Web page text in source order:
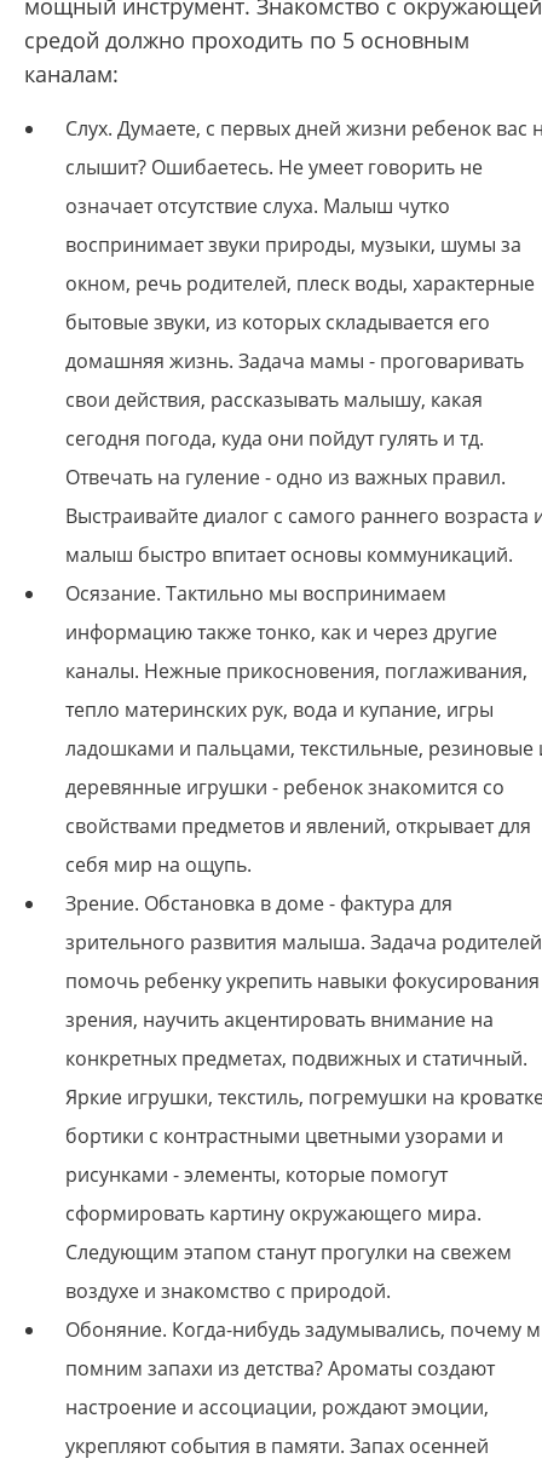
мощный инструмент. Знакомство с окружающей
средой должно проходить по 5 основным
каналам:
Слух. Думаете, с первых дней жизни ребенок вас
слышит? Ошибаетесь. Не умеет говорить не
означает отсутствие слуха. Малыш чутко
воспринимает звуки природы, музыки, шумы за
окном, речь родителей, плеск воды, характерные
бытовые звуки, из которых складывается его
домашняя жизнь. Задача мамы - проговаривать
свои действия, рассказывать малышу, какая
сегодня погода, куда они пойдут гулять и тд.
Отвечать на гуление - одно из важных правил.
Выстраивайте диалог с самого раннего возраста
малыш быстро впитает основы коммуникаций.
Осязание. Тактильно мы воспринимаем
информацию также тонко, как и через другие
каналы. Нежные прикосновения, поглаживания,
тепло материнских рук, вода и купание, игры
ладошками и пальцами, текстильные, резиновые
деревянные игрушки - ребенок знакомится со
свойствами предметов и явлений, открывает для
себя мир на ощупь.
Зрение. Обстановка в доме - фактура для
зрительного развития малыша. Задача
помочь ребенку укрепить навыки фокусирования
зрения, научить акцентировать внимание на
конкретных предметах, подвижных и статичный.
Яркие игрушки, текстиль, погремушки на
бортики с контрастными цветными узорами и
рисунками - элементы, которые помогут
сформировать картину окружающего мира.
Следующим этапом станут прогулки на свежем
воздухе и знакомство с природой.
Обоняние. Когда-нибудь задумывались, почему
помним запахи из детства? Ароматы создают
настроение и ассоциации, рождают эмоции,
укрепляют события в памяти. Запах осенней